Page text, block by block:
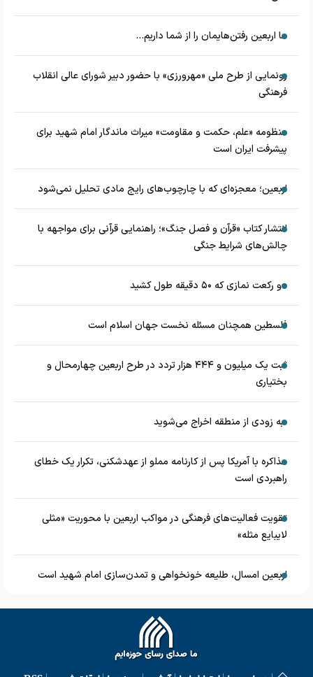
ما اربعین رفتن‌هایمان را از شما داریم...
رونمایی از طرح ملی «مهرورزی» با حضور دبیر شورای عالی انقلاب
فرهنگی
منظومه «علم، حکمت و مقاومت» میراث ماندگار امام شهید برای
پیشرفت ایران است
اربعین؛ معجزه‌ای که با چارچوب‌های رایج مادی تحلیل نمی‌شود
انتشار کتاب «قرآن و فصل جنگ»؛ راهنمایی قرآنی برای مواجهه با
چالش‌های شرایط جنگی
دو رکعت نمازی که ۵۰ دقیقه طول کشید
فلسطین همچنان مسئله نخست جهان اسلام است
ثبت یک میلیون و ۴۴۴ هزار تردد در طرح اربعین چهارمحال و
بختیاری
به زودی از منطقه اخراج می‌شوید
مذاکره با آمریکا پس از کارنامه مملو از عهدشکنی، تکرار یک خطای
راهبردی است
تقویت فعالیت‌های فرهنگی در مواکب اربعین با محوریت «مثلی
لایبایع مثله»
اربعین امسال، طلیعه خونخواهی و تمدن‌سازی امام شهید است